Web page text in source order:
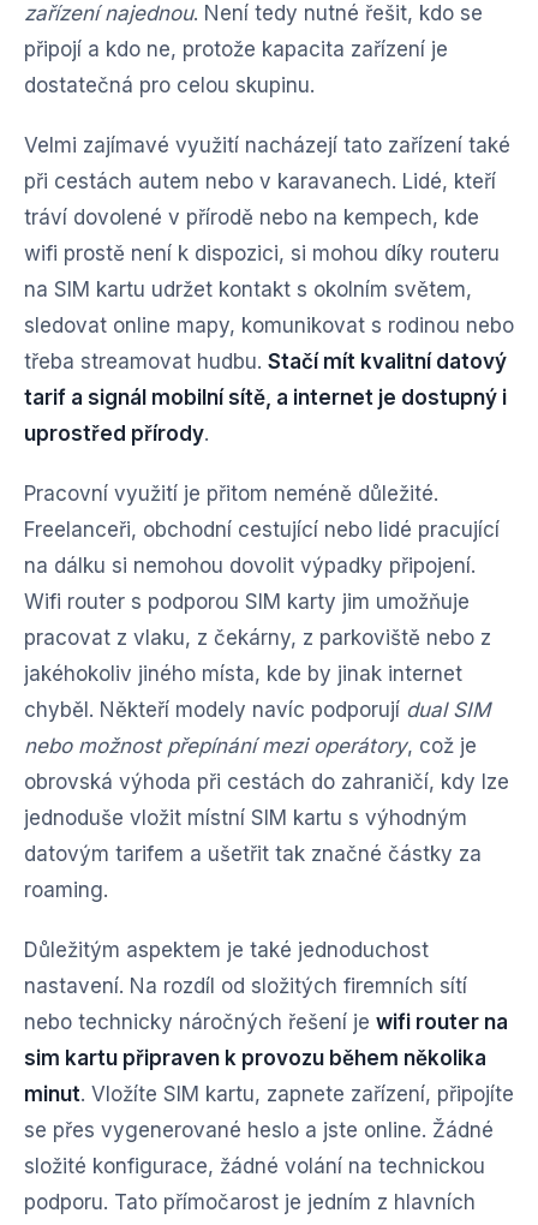
zařízení najednou. Není tedy nutné řešit, kdo se
připojí a kdo ne, protože kapacita zařízení je
dostatečná pro celou skupinu.
Velmi zajímavé využití nacházejí tato zařízení také
při cestách autem nebo v karavanech. Lidé, kteří
tráví dovolené v přírodě nebo na kempech, kde
wifi prostě není k dispozici, si mohou díky routeru
na SIM kartu udržet kontakt s okolním světem,
sledovat online mapy, komunikovat s rodinou nebo
třeba streamovat hudbu. Stačí mít kvalitní datový
tarif a signál mobilní sítě, a internet je dostupný i
uprostřed přírody.
Pracovní využití je přitom neméně důležité.
Freelanceři, obchodní cestující nebo lidé pracující
na dálku si nemohou dovolit výpadky připojení.
Wifi router s podporou SIM karty jim umožňuje
pracovat z vlaku, z čekárny, z parkoviště nebo z
jakéhokoliv jiného místa, kde by jinak internet
chyběl. Někteří modely navíc podporují dual SIM
nebo možnost přepínání mezi operátory, což je
obrovská výhoda při cestách do zahraničí, kdy lze
jednoduše vložit místní SIM kartu s výhodným
datovým tarifem a ušetřit tak značné částky za
roaming.
Důležitým aspektem je také jednoduchost
nastavení. Na rozdíl od složitých firemních sítí
nebo technicky náročných řešení je wifi router na
sim kartu připraven k provozu během několika
minut. Vložíte SIM kartu, zapnete zařízení, připojíte
se přes vygenerované heslo a jste online. Žádné
složité konfigurace, žádné volání na technickou
podporu. Tato přímočarost je jedním z hlavních